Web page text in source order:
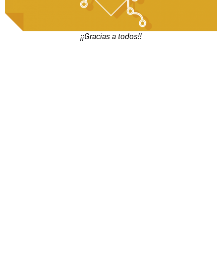
¡¡Gracias a todos!!